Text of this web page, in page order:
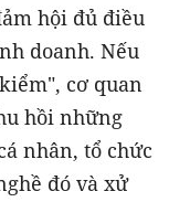
hội đủ điều
doanh. Nếu
cơ quan
hồi những
nhân, tổ chức
đó và xử